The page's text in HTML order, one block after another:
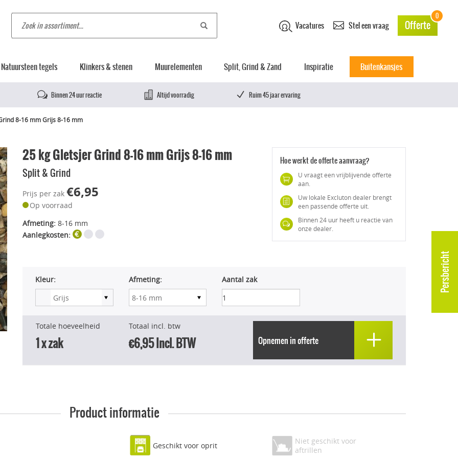
Persbericht
Vacatures Stel een vraag Offerte
0
Natuursteen tegels Klinkers & stenen Muurelementen Split, Grind & Zand Inspiratie Buitenkansjes
Binnen 24 uur reactie Altijd voorradig Ruim 45 jaar ervaring
8-16 mm Grijs 8-16 mm
25 kg Gletsjer Grind 8-16 mm Grijs 8-16 mm
Split & Grind
Prijs per zak €6,95
Op voorraad
Afmeting: 8-16 mm
Aanlegkosten:
Hoe werkt de offerte aanvraag?
U vraagt een vrijblijvende offerte
aan.
Uw lokale Excluton dealer brengt
een passende offerte uit.
Binnen 24 uur heeft u reactie van
onze dealer.
Kleur: Afmeting: Aantal zak
Totale hoeveelheid
1x zak
Totaal incl. btw
€6,95Incl. BTW Opnemen in offerte
Product informatie
Geschikt voor oprit
Niet geschikt voor
aftrillen